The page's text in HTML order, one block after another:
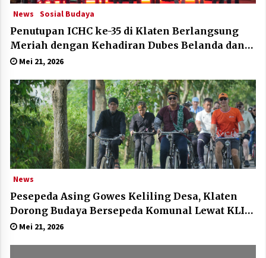
News Sosial Budaya
Penutupan ICHC ke-35 di Klaten Berlangsung
Meriah dengan Kehadiran Dubes Belanda dan
Jerman
Mei 21, 2026
News
Pesepeda Asing Gowes Keliling Desa, Klaten
Dorong Budaya Bersepeda Komunal Lewat KLIC
Fest 2026
Mei 21, 2026